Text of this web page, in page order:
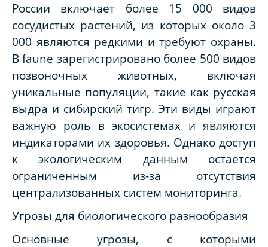
России включает более 15 000 видов
сосудистых растений, из которых около 3
000 являются редкими и требуют охраны.
В faune зарегистрировано более 500 видов
позвоночных животных, включая
уникальные популяции, такие как русская
выдра и сибирский тигр. Эти виды играют
важную роль в экосистемах и являются
индикаторами их здоровья. Однако доступ
к экологическим данным остается
ограниченным из-за отсутствия
централизованных систем мониторинга.
Угрозы для биологического разнообразия
Основные угрозы, с которыми